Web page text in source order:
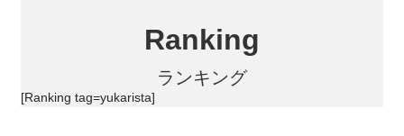
Ranking
ランキング
[Ranking tag=yukarista]